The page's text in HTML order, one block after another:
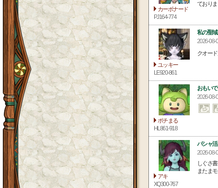
カーボナード
PJ164-774
ておりま
ユッキー
LE920-861
私の聖
2026-08-
クオー
ポチまる
HL861-918
おもい
2026-08-
アキ
XQ300-767
パシャ
2026-08-
しぐさ
またま